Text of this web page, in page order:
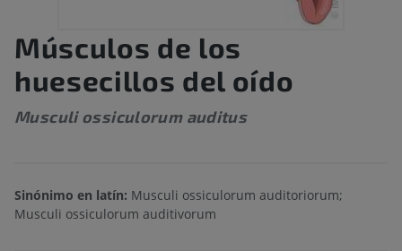
Músculos de los
huesecillos del oído
Musculi ossiculorum auditus
Sinónimo en latín: Musculi ossiculorum auditoriorum;
Musculi ossiculorum auditivorum